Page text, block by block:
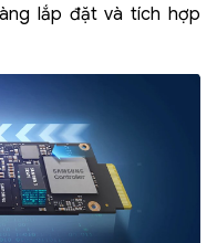
lắp đặt và tích hợp